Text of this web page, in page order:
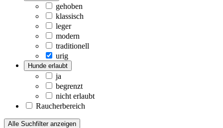
gehoben
klassisch
leger
modern
traditionell
urig
Hunde erlaubt
ja
begrenzt
nicht erlaubt
Raucherbereich
Alle Suchfilter anzeigen